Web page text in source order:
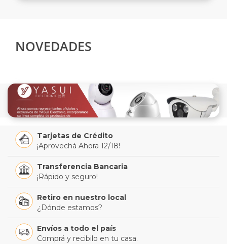
NOVEDADES
Tarjetas de Crédito
¡Aprovechá Ahora 12/18!
Transferencia Bancaria
¡Rápido y seguro!
Retiro en nuestro local
¿Dónde estamos?
Envíos a todo el país
Comprá y recibilo en tu casa.